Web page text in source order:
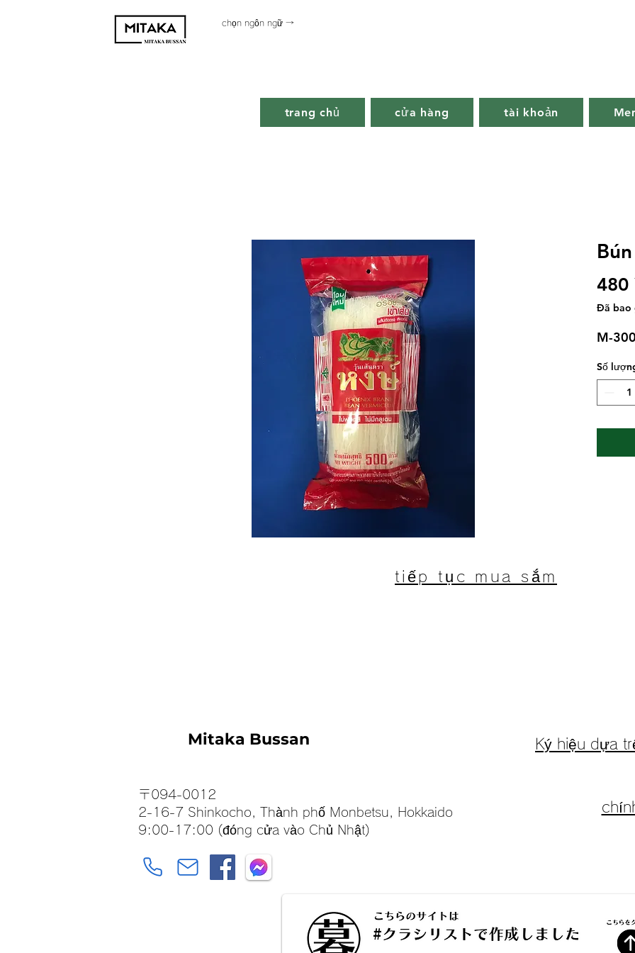
chọn ngôn ngữ →
trang chủ cửa hàng tài khoản
480
Đã bao
M-
Số
tiếp tục mua sắm
Mitaka Bussan
〒094-0012
2-16-7 Shinkocho, Thành phố Monbetsu, Hokkaido
9:00-17:00 (đóng cửa vào Chủ Nhật)
​Ký hiệu dựa